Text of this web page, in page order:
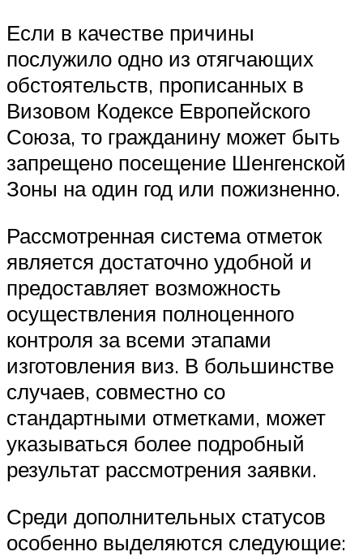
Если в качестве причины
послужило одно из отягчающих
обстоятельств, прописанных в
Визовом Кодексе Европейского
Союза, то гражданину может быть
запрещено посещение Шенгенской
Зоны на один год или пожизненно.
Рассмотренная система отметок
является достаточно удобной и
предоставляет возможность
осуществления полноценного
контроля за всеми этапами
изготовления виз. В большинстве
случаев, совместно со
стандартными отметками, может
указываться более подробный
результат рассмотрения заявки.
Среди дополнительных статусов
особенно выделяются следующие: